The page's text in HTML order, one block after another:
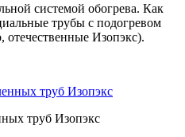
системой обогрева. Как
трубы с подогревом
отечественные Изопэкс).
труб Изопэкс